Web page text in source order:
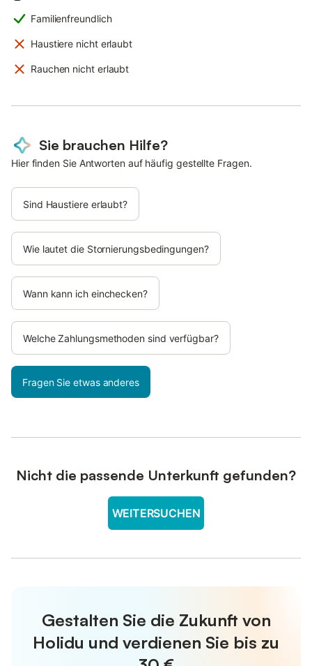
Familienfreundlich
Haustiere nicht erlaubt
Rauchen nicht erlaubt
Sie brauchen Hilfe?
Hier finden Sie Antworten auf häufig gestellte Fragen.
Sind Haustiere erlaubt?
Wie lautet die Stornierungsbedingungen?
Wann kann ich einchecken?
Welche Zahlungsmethoden sind verfügbar?
Fragen Sie etwas anderes
Nicht die passende Unterkunft gefunden?
WEITERSUCHEN
Gestalten Sie die Zukunft von
Holidu und verdienen Sie bis zu